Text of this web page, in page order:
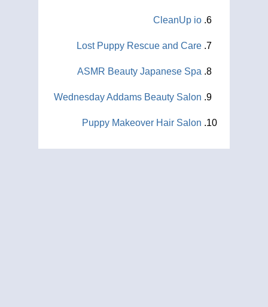
CleanUp io
Lost Puppy Rescue and Care
ASMR Beauty Japanese Spa
Wednesday Addams Beauty Salon
Puppy Makeover Hair Salon